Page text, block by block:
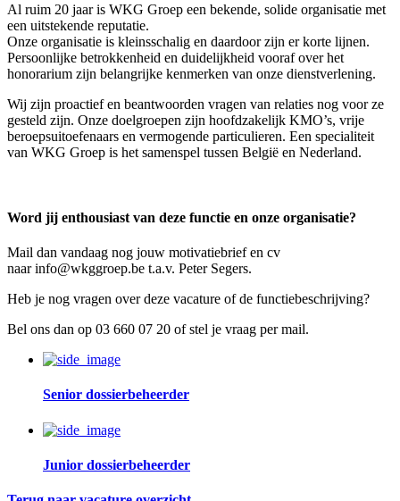
Al ruim 20 jaar is WKG Groep een bekende, solide organisatie met
een uitstekende reputatie.
Onze organisatie is kleinsschalig en daardoor zijn er korte lijnen.
Persoonlijke betrokkenheid en duidelijkheid vooraf over het
honorarium zijn belangrijke kenmerken van onze dienstverlening.
Wij zijn proactief en beantwoorden vragen van relaties nog voor ze
gesteld zijn. Onze doelgroepen zijn hoofdzakelijk KMO’s, vrije
beroepsuitoefenaars en vermogende particulieren. Een specialiteit
van WKG Groep is het samenspel tussen België en Nederland.
Word jij enthousiast van deze functie en onze organisatie?
Mail dan vandaag nog jouw motivatiebrief en cv
naar info@wkggroep.be t.a.v. Peter Segers.
Heb je nog vragen over deze vacature of de functiebeschrijving?
Bel ons dan op 03 660 07 20 of stel je vraag per mail.
Senior dossierbeheerder
Junior dossierbeheerder